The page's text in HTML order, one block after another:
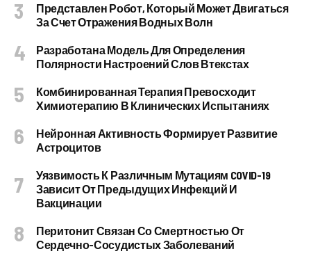
Представлен Робот, Который Может Двигаться
За Счет Отражения Водных Волн
Разработана Модель Для Определения
Полярности Настроений Слов Втекстах
Комбинированная Терапия Превосходит
Химиотерапию В Клинических Испытаниях
Нейронная Активность Формирует Развитие
Астроцитов
Уязвимость К Различным Мутациям COVID-19
Зависит От Предыдущих Инфекций И
Вакцинации
Перитонит Связан Со Смертностью От
Сердечно-Сосудистых Заболеваний